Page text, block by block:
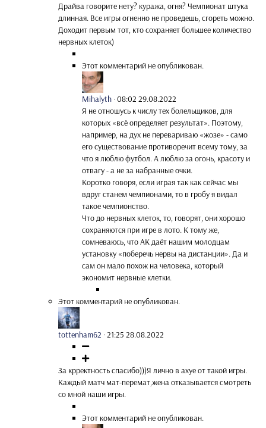
Драйва говорите нету? куража, огня? Чемпионат штука
длинная. Все игры огненно не проведешь, сгореть можно.
Доходит первым тот, кто сохраняет большее количество
нервных клеток)
Этот комментарий не опубликован.
Mihalyth ·08:02 29.08.2022
Я не отношусь к числу тех болельщиков, для
которых «всё определяет результат». Поэтому,
например, на дух не перевариваю «жозе» - само
его существование противоречит всему тому, за
что я люблю футбол. А люблю за огонь, красоту и
отвагу - а не за набранные очки.
Коротко говоря, если играя так как сейчас мы
вдруг станем чемпионами, то в гробу я видал
такое чемпионство.
Что до нервных клеток, то, говорят, они хорошо
сохраняются при игре в лото. К тому же,
сомневаюсь, что АК даёт нашим молодцам
установку «поберечь нервы на дистанции». Да и
сам он мало похож на человека, который
экономит нервные клетки.
Этот комментарий не опубликован.
tottenham62 ·21:25 28.08.2022
За крректность спасибо)))Я лично в ахуе от такой игры.
Каждый матч мат-перемат,жена отказывается смотреть
со мной наши игры.
Этот комментарий не опубликован.